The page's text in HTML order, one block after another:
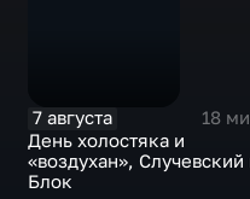
7 августа
18
День холостяка и
«воздухан», Случевский
Блок